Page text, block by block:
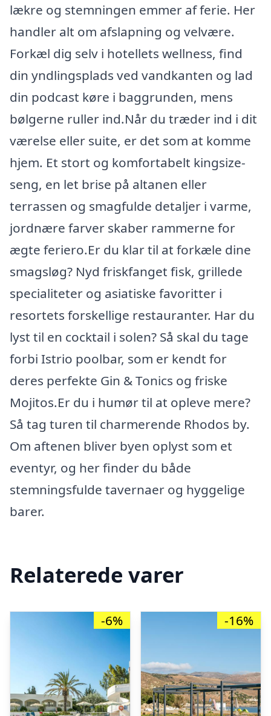
lækre og stemningen emmer af ferie. Her
handler alt om afslapning og velvære.
Forkæl dig selv i hotellets wellness, find
din yndlingsplads ved vandkanten og lad
din podcast køre i baggrunden, mens
bølgerne ruller ind.Når du træder ind i dit
værelse eller suite, er det som at komme
hjem. Et stort og komfortabelt kingsize-
seng, en let brise på altanen eller
terrassen og smagfulde detaljer i varme,
jordnære farver skaber rammerne for
ægte feriero.Er du klar til at forkæle dine
smagsløg? Nyd friskfanget fisk, grillede
specialiteter og asiatiske favoritter i
resortets forskellige restauranter. Har du
lyst til en cocktail i solen? Så skal du tage
forbi Istrio poolbar, som er kendt for
deres perfekte Gin & Tonics og friske
Mojitos.Er du i humør til at opleve mere?
Så tag turen til charmerende Rhodos by.
Om aftenen bliver byen oplyst som et
eventyr, og her finder du både
stemningsfulde tavernaer og hyggelige
barer.
Relaterede varer
-6% -16%